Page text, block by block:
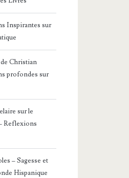
Inspirantes sur
Christian
profondes sur
sur le
Reflexions
– Sagesse et
Hispanique